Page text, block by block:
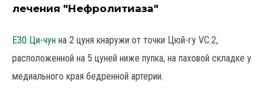
лечения "Нефролитиаза"
Е30 Ци-чун на 2 цуня кнаружи от точки Цюй-гу VC.2,
расположенной на 5 цуней ниже пупка, на паховой складке у
медиального края бедренной артерии.